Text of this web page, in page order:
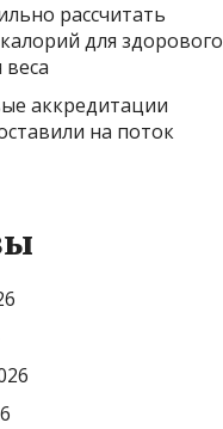
рассчитать
для здорового
аккредитации
на поток